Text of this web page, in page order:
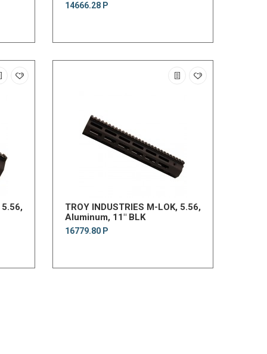
14666.28 Р
5.56,
TROY INDUSTRIES M-LOK, 5.56,
Aluminum, 11" BLK
16779.80 Р